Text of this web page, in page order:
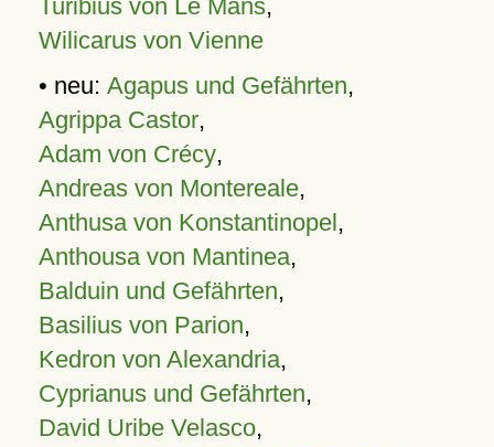
Turibius von Le Mans,
Wilicarus von Vienne
• neu: Agapus und Gefährten,
Agrippa Castor,
Adam von Crécy,
Andreas von Montereale,
Anthusa von Konstantinopel,
Anthousa von Mantinea,
Balduin und Gefährten,
Basilius von Parion,
Kedron von Alexandria,
Cyprianus und Gefährten,
David Uribe Velasco,